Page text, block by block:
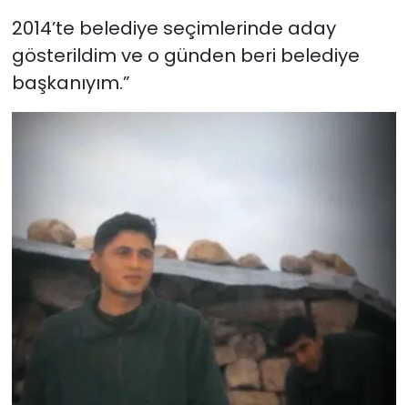
2014’te belediye seçimlerinde aday
gösterildim ve o günden beri belediye
başkanıyım.”